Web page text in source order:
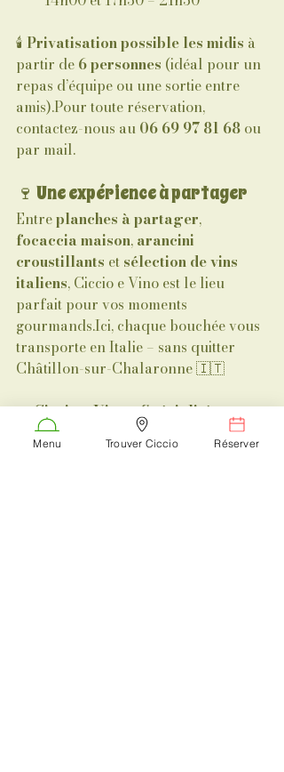
🕯️ Privatisation possible les midis à
partir de 6 personnes (idéal pour un
repas d’équipe ou une sortie entre
amis).Pour toute réservation,
contactez-nous au 06 69 97 81 68 ou
par mail.
🍷 Une expérience à partager
Entre planches à partager,
focaccia maison, arancini
croustillants et sélection de vins
italiens, Ciccio e Vino est le lieu
parfait pour vos moments
gourmands.Ici, chaque bouchée vous
transporte en Italie – sans quitter
Châtillon-sur-Chalaronne 🇮🇹
📍 Ciccio e Vino – Spécialités
italiennes
Votre adresse conviviale
pour une
restauration italienne
Menu Trouver Ciccio Réserver